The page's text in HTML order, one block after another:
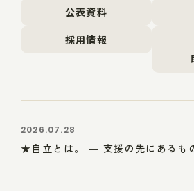
公表資料
採用情報
2026.07.28
★自立とは。 ― 支援の先にあるも